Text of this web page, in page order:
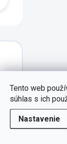
Tento web
súhlas s ich
Nastavenie